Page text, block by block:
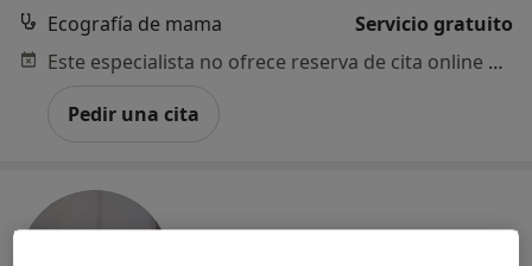
Ecografía de mama
Servicio gratuito
Este especialista no ofrece reserva de cita online en esta dirección.
Pedir una cita